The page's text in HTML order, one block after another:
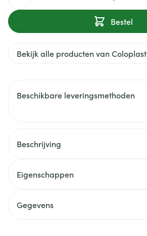
Bestel
Bekijk alle producten van Coloplast
Beschikbare leveringsmethoden
Beschrijving
Eigenschappen
Gegevens